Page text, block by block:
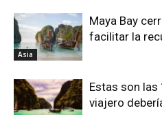
Asia
Maya Bay
facilitar la
Estas son
viajero